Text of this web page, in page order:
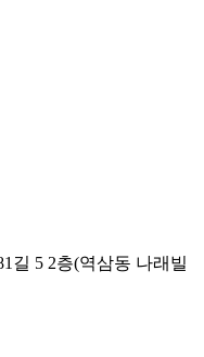
길 5 2층(역삼동 나래빌